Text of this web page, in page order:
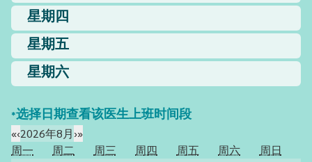
星期四
星期五
星期六
*选择日期查看该医生上班时间段
«‹2026年8月›»
周一
周二 周三 周四 周五 周六
周日